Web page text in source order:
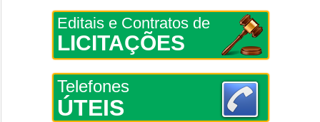
Editais e Contratos de
LICITAÇÕES
Telefones
ÚTEIS